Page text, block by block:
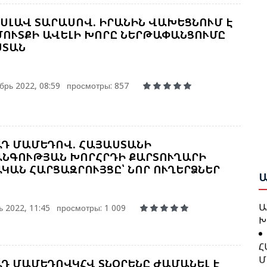
ՏԱՐԱՍՈՎ. ԻՐԱՆԻՆ ՎԱԽԵՑՆՈՒՄ Է
ԱՎԵԼԻ ԽՈՐԸ ՆԵՐԹԱՓԱՆՑՈՒՄԸ
2022, 08:59
просмотры: 857
ՄԱՄԵԴՈՎ. ՀԱՅԱՍՏԱՆԻ
ԽՈՐՀՐԴԻ ՔԱՐՏՈՒՂԱՐԻ
ՀԱՐՑԱԶՐՈՒՅՑԸ՝ ՆՈՐ ՈՒՂԵՐՁՆԵՐ
2022, 11:45
просмотры: 1 009
ՄԱՄԵԴՈՎԿՀՎ ՏՆՕՐԵՆԸ ԺԱՄԱՆԵԼ Է